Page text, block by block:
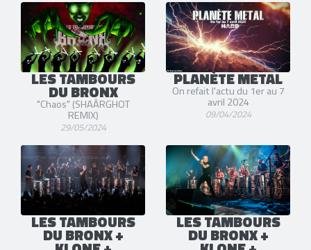
LES TAMBOURS
DU BRONX
"Chaos" (SHAÂRGHOT
REMIX)
29/05/2024
PLANÈTE METAL
On refait l'actu du 1er au 7
avril 2024
09/04/2024
LES TAMBOURS
DU BRONX +
LES TAMBOURS
DU BRONX +